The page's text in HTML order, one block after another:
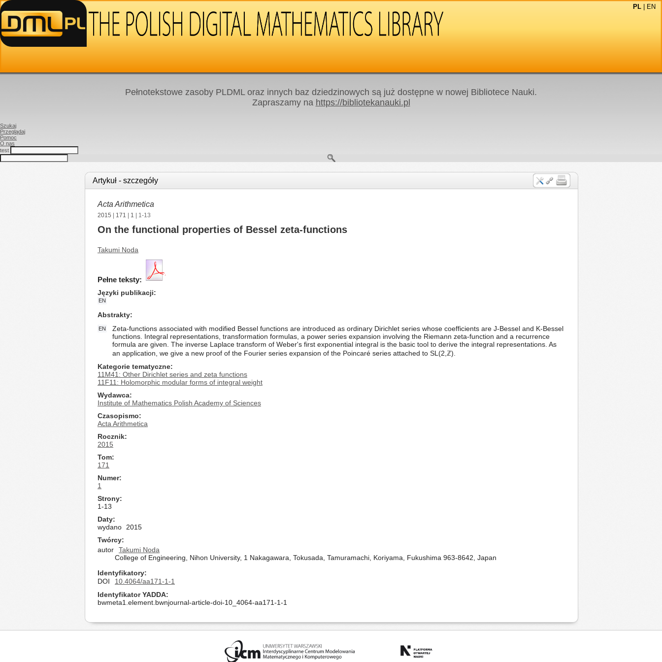
PL EN
Pełnotekstowe zasoby PLDML oraz innych baz dziedzinowych są już dostępne w nowej Bibliotece Nauki.
Zapraszamy na https://bibliotekanauki.pl
Szukaj
Przeglądaj
Pomoc
O nas
test
Artykuł - szczegóły
Acta Arithmetica
2015 171 1 | 1-13
On the functional properties of Bessel zeta-functions
Takumi Noda
Pełne teksty:
Języki publikacji
EN
Abstrakty
EN
Zeta-functions associated with modified Bessel functions are introduced as ordinary Dirichlet series whose coefficients are J-Bessel and K-Bessel
functions. Integral representations, transformation formulas, a power series expansion involving the Riemann zeta-function and a recurrence
formula are given. The inverse Laplace transform of Weber's first exponential integral is the basic tool to derive the integral representations. As
an application, we give a new proof of the Fourier series expansion of the Poincaré series attached to SL(2,ℤ).
Kategorie tematyczne
11M41: Other Dirichlet series and zeta functions
11F11: Holomorphic modular forms of integral weight
Wydawca
Institute of Mathematics Polish Academy of Sciences
Czasopismo
Acta Arithmetica
Rocznik
2015
Tom
171
Numer
1
Strony
1-13
Daty
wydano
2015
Twórcy
autor
Takumi Noda
College of Engineering, Nihon University, 1 Nakagawara, Tokusada, Tamuramachi, Koriyama, Fukushima 963-8642, Japan
Identyfikatory
DOI
10.4064/aa171-1-1
Identyfikator YADDA
bwmeta1.element.bwnjournal-article-doi-10_4064-aa171-1-1